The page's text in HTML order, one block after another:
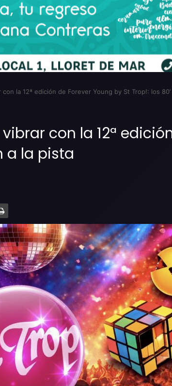
la 12ª edición de Forever Young by St Trop!: los
con la 12ª
a la pista
Imprimir